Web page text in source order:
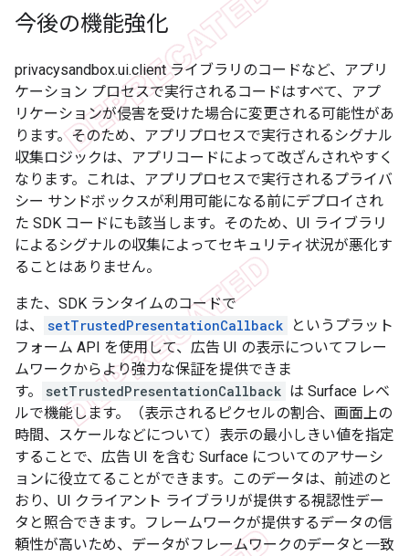
今後の機能強化
privacysandbox.ui.client ライブラリのコードなど、アプリ
ケーション プロセスで実行されるコードはすべて、アプ
リケーションが侵害を受けた場合に変更される可能性があ
ります。そのため、アプリプロセスで実行されるシグナル
収集ロジックは、アプリコードによって改ざんされやすく
なります。これは、アプリプロセスで実行されるプライバ
シー サンドボックスが利用可能になる前にデプロイされ
た SDK コードにも該当します。そのため、UI ライブラリ
によるシグナルの収集によってセキュリティ状況が悪化す
ることはありません。
また、SDK ランタイムのコードで
は、
setTrustedPresentationCallback
というプラット
フォーム API を使用して、広告 UI の表示についてフレー
ムワークからより強力な保証を提供できま
す。
setTrustedPresentationCallback は Surface レベ
ルで機能します。（表示されるピクセルの割合、画面上の
時間、スケールなどについて）表示の最小しきい値を指定
することで、広告 UI を含む Surface についてのアサーシ
ョンに役立てることができます。このデータは、前述のと
おり、UI クライアント ライブラリが提供する視認性デー
タと照合できます。フレームワークが提供するデータの信
頼性が高いため、データがフレームワークのデータと一致